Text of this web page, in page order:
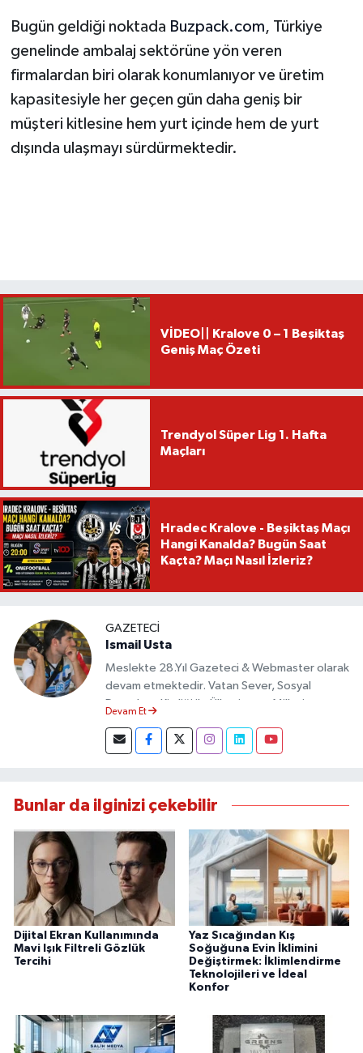
Bugün geldiği noktada Buzpack.com, Türkiye
genelinde ambalaj sektörüne yön veren
firmalardan biri olarak konumlanıyor ve üretim
kapasitesiyle her geçen gün daha geniş bir
müşteri kitlesine hem yurt içinde hem de yurt
dışında ulaşmayı sürdürmektedir.
VİDEO|| Kralove 0 – 1 Beşiktaş
Geniş Maç Özeti
Trendyol Süper Lig 1. Hafta
Maçları
Hradec Kralove - Beşiktaş Maçı
Hangi Kanalda? Bugün Saat
Kaçta? Maçı Nasıl İzleriz?
GAZETECI
Ismail Usta
Meslekte 28.Yıl Gazeteci & Webmaster olarak
devam etmektedir. Vatan Sever, Sosyal
Demokrat Kimliği ile Ülkesine ve Milletine
almıştır.
Devam Et
Bunlar da ilginizi çekebilir
Dijital Ekran Kullanımında
Mavi Işık Filtreli Gözlük
Tercihi
Yaz Sıcağından Kış
Soğuğuna Evin İklimini
Değiştirmek: İklimlendirme
Teknolojileri ve İdeal
Konfor